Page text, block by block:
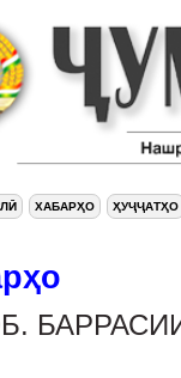
ХАБАРҲО ҲУҶҶАТҲО